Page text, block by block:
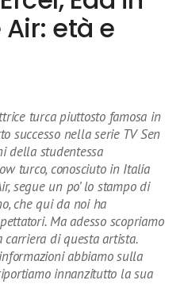
età e
turca piuttosto famosa in
successo nella serie TV Sen
della studentessa
turco, conosciuto in Italia
segue un po’ lo stampo di
che qui da noi ha
Ma adesso scopriamo
di questa artista.
abbiamo sulla
innanzitutto la sua